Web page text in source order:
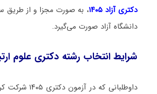
دکتری آزاد ۱۴۰۵
، به صورت مجزا و از طریق
دانشگاه آزاد صورت می‌گیرد.
شرایط انتخاب رشته دکتری علوم
داوطلبانی که در